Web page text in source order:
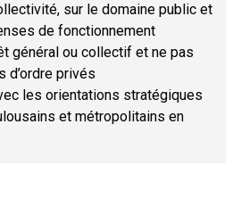
sur le domaine public et
de fonctionnement
général ou collectif et ne pas
d’ordre privés
les orientations stratégiques
et métropolitains en